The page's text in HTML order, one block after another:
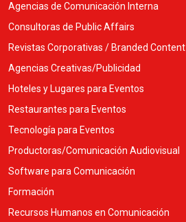
Agencias de Comunicación Interna
Consultoras de Public Affairs
Revistas Corporativas / Branded Content
Agencias Creativas/Publicidad
Hoteles y Lugares para Eventos
Restaurantes para Eventos
Tecnología para Eventos
Productoras/Comunicación Audiovisual
Software para Comunicación
Formación
Recursos Humanos en Comunicación